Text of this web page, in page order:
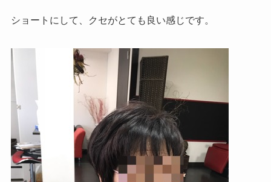
ショートにして、クセがとても良い感じです。